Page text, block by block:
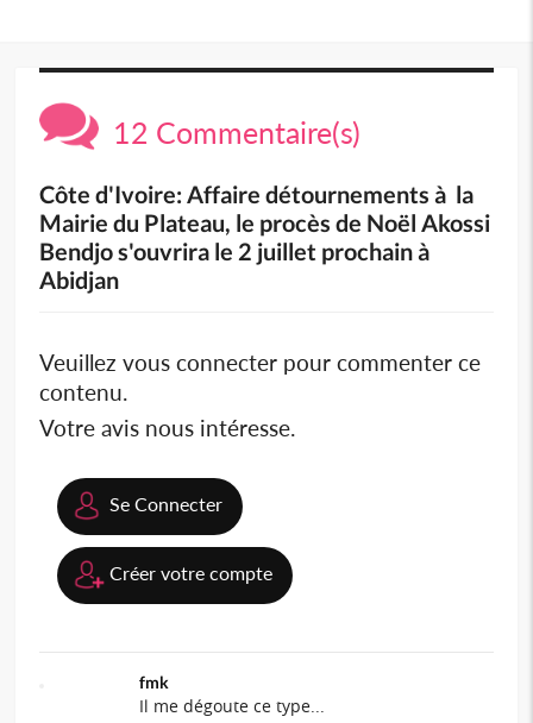
12 Commentaire(s)
Côte d'Ivoire: Affaire détournements à la
Mairie du Plateau, le procès de Noël Akossi
Bendjo s'ouvrira le 2 juillet prochain à
Abidjan
Veuillez vous connecter pour commenter ce
contenu.
Votre avis nous intéresse.
Se Connecter
Créer votre compte
fmk
Il me dégoute ce type...